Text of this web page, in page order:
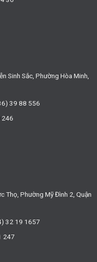
Sinh Sắc, Phường Hòa Minh,
39 88 556
246
Thọ, Phường Mỹ Đình 2, Quận
32 19 1657
247